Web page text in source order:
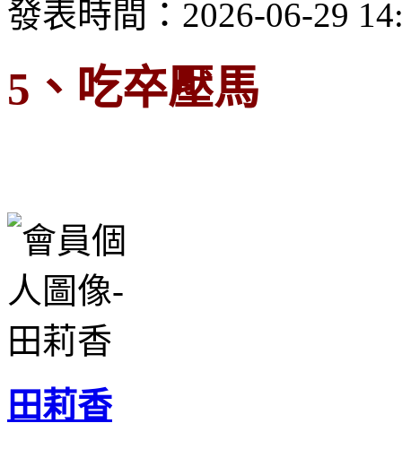
發表時間：2026-06-29
5、吃卒壓馬
田莉香